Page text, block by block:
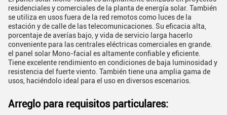
residenciales y comerciales de la planta de energía solar. También
se utiliza en usos fuera de la red remotos como luces de la
estación y de calle de las telecomunicaciones. Su eficacia alta,
porcentaje de averías bajo, y vida de servicio larga hacerlo
conveniente para las centrales eléctricas comerciales en grande.
el panel solar Mono-facial es altamente confiable y eficiente.
Tiene excelente rendimiento en condiciones de baja luminosidad y
resistencia del fuerte viento. También tiene una amplia gama de
usos, haciéndolo ideal para el uso en diversos escenarios.
Arreglo para requisitos particulares: